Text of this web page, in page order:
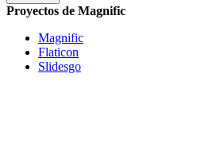
Proyectos de Magnific
Magnific
Flaticon
Slidesgo